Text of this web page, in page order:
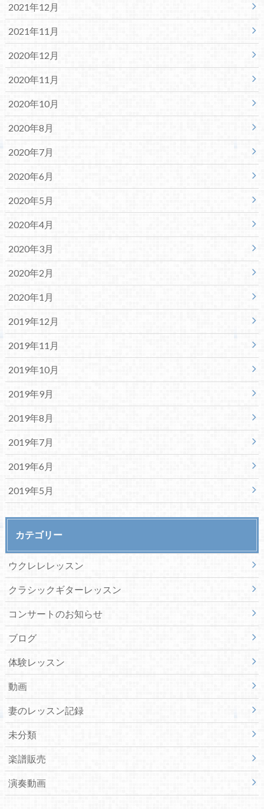
2021年12月
2021年11月
2020年12月
2020年11月
2020年10月
2020年8月
2020年7月
2020年6月
2020年5月
2020年4月
2020年3月
2020年2月
2020年1月
2019年12月
2019年11月
2019年10月
2019年9月
2019年8月
2019年7月
2019年6月
2019年5月
カテゴリー
ウクレレレッスン
クラシックギターレッスン
コンサートのお知らせ
ブログ
体験レッスン
動画
妻のレッスン記録
未分類
楽譜販売
演奏動画